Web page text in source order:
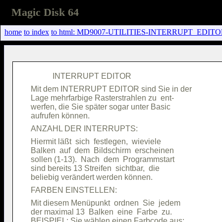
Magic Disk 64
home to index to html: MD9007-UTILITIES-
Mit dem INTERRUPT EDITOR sind Sie in der
Lage mehrfarbige Rasterstrahlen zu  ent-
werfen, die Sie später sogar unter Basic
Hiermit läßt  sich  festlegen,  wieviele
Balken  auf  dem  Bildschirm  erscheinen
sollen (1-13).  Nach  dem  Programmstart
sind bereits 13 Streifen  sichtbar,  die
Mit diesem Menüpunkt  ordnen  Sie  jedem
der maximal 13  Balken  eine  Farbe  zu.